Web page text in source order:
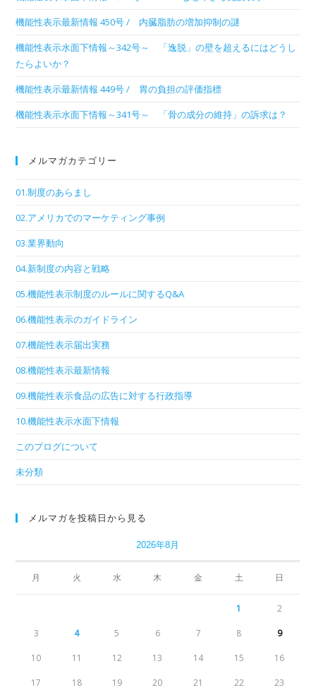
機能性表示最新情報 450号 / 内臓脂肪の増加抑制の謎
機能性表示水面下情報～342号～ 「逸脱」の壁を超えるにはどうし
たらよいか？
機能性表示最新情報 449号 / 胃の負担の評価指標
機能性表示水面下情報～341号～ 「骨の成分の維持」の訴求は？
メルマガカテゴリー
01.制度のあらまし
02.アメリカでのマーケティング事例
03.業界動向
04.新制度の内容と戦略
05.機能性表示制度のルールに関するQ&A
06.機能性表示のガイドライン
07.機能性表示届出実務
08.機能性表示最新情報
09.機能性表示食品の広告に対する行政指導
10.機能性表示水面下情報
このブログについて
未分類
メルマガを投稿日から見る
2026年8月
月 火 水 木 金 土 日
1 2
3 4 5 6 7 8 9
10 11 12 13 14 15 16
17 18 19 20 21 22 23